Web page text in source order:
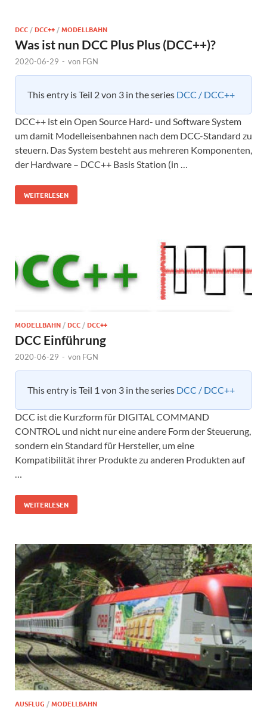
DCC/DCC++/MODELLBAHN
Was ist nun DCC Plus Plus (DCC++)?
2020-06-29 - von FGN
This entry is Teil 2 von 3 in the series DCC / DCC++
DCC++ ist ein Open Source Hard- und Software System
um damit Modelleisenbahnen nach dem DCC-Standard zu
steuern. Das System besteht aus mehreren Komponenten,
der Hardware – DCC++ Basis Station (in …
WEITERLESEN
MODELLBAHN /DCC /DCC++
DCC Einführung
2020-06-29 - von FGN
This entry is Teil 1 von 3 in the series DCC / DCC++
DCC ist die Kurzform für DIGITAL COMMAND
CONTROL und nicht nur eine andere Form der Steuerung,
sondern ein Standard für Hersteller, um eine
Kompatibilität ihrer Produkte zu anderen Produkten auf
WEITERLESEN
AUSFLUG /MODELLBAHN